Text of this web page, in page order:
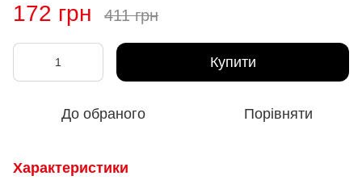
172 грн 411 грн
Купити
До обраного Порівняти
Характеристики